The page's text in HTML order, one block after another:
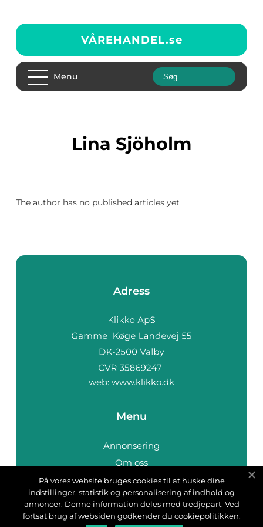
VÅREHANDEL.se
Menu
Lina Sjöholm
The author has no published articles yet
Adress
web: www.klikko.dk
Menu
Annonsering
Om oss
Cookies
Kontakta oss
Sitemap
På vores website bruges cookies til at huske dine
indstillinger, statistik og personalisering af indhold og
annoncer. Denne information deles med tredjepart. Ved
fortsat brug af websiden godkender du cookiepolitikken.